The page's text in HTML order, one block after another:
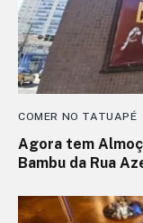
COMER NO TATUAPÉ
Agora tem
Bambu da Rua